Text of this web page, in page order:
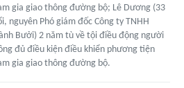
gia giao thông đường bộ; Lê Dương (33
nguyên Phó giám đốc Công ty TNHH
Bưởi) 2 năm tù về tội điều động người
đủ điều kiện điều khiển phương tiện
gia giao thông đường bộ.